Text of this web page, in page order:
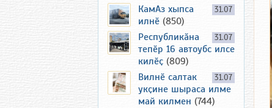
31.07
КамАз хыпса
илнӗ (850)
31.07
Республикӑна
тепӗр 16 автоубс илсе
килӗҫ (809)
31.07
Вилнӗ салтак
укҫине шыраса илме
май килмен (744)